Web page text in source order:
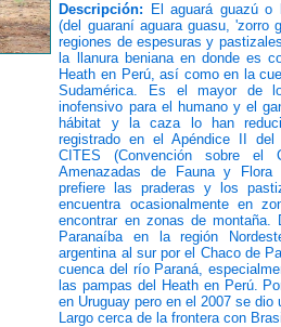
Descripción: El aguará guazú o
(del guaraní aguara guasu, 'zorro
regiones de espesuras y
la llanura beniana en donde es
Heath en Perú, así como en la
Sudamérica. Es el mayor de
inofensivo para el humano y el
hábitat y la caza lo han
registrado en el Apéndice II
CITES (Convención sobre el
Amenazadas de Fauna y
prefiere las praderas y los
encuentra ocasionalmente en
encontrar en zonas de
Paranaíba en la región
argentina al sur por el Chaco de
cuenca del río Paraná,
las pampas del Heath en Perú.
en Uruguay pero en el 2007 se
Largo cerca de la frontera con